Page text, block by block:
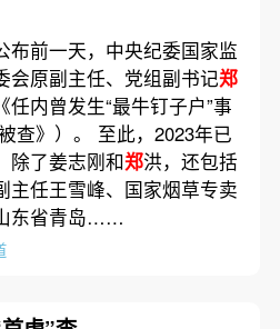
布前一天，中央纪委国家监
会原副主任、党组副书记郑
内曾发生“最牛钉子户”事
查》）。 至此，2023年已
除了姜志刚和郑洪，还包括
主任王雪峰、国家烟草专卖
东省青岛……